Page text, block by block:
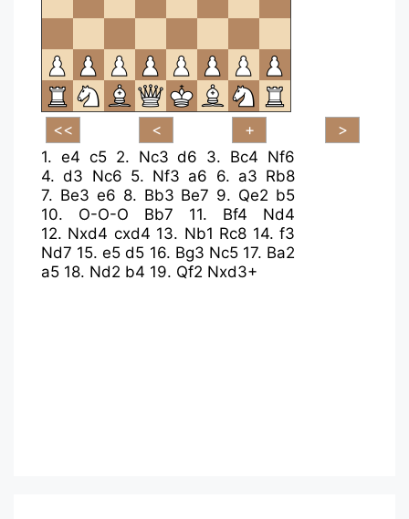
1. e4 c5 2. Nc3 d6 3. Bc4 Nf6
4.d3 Nc6 5. Nf3 a6 6. a3 Rb8
7. Be3 e6 8. Bb3 Be7 9. Qe2 b5
10. O-O-O Bb7 11. Bf4
Nd4
12. Nxd4 cxd4 13. Nb1 Rc8 14.f3
Nd7 15.e5 d5 16. Bg3 Nc5 17. Ba2
a5 18. Nd2 b4 19. Qf2 Nxd3+